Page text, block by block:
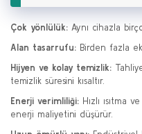
Çok yönlülük: Aynı cihazla
Alan tasarrufu: Birden fazla
Hijyen ve kolay temizlik:
temizlik süresini kısaltır.
Enerji verimliliği: Hızlı ısıtma
enerji maliyetini düşürür.